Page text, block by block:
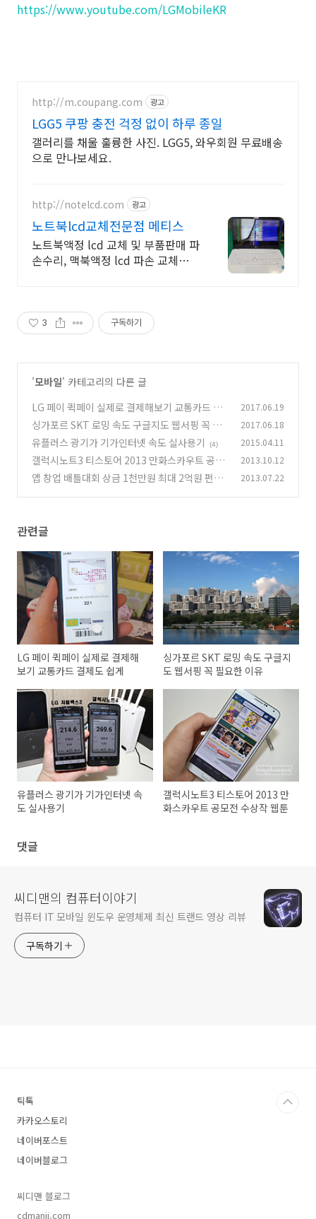
https://www.youtube.com/LGMobileKR
http://m.coupang.com 광고
LGG5 쿠팡 충전 걱정 없이 하루 종일
갤러리를 채울 훌륭한 사진. LGG5, 와우회원 무료배송
으로 만나보세요.
http://notelcd.com 광고
노트북lcd교체전문점 메티스
노트북액정 lcd 교체 및 부품판매 파
손수리, 맥북액정 lcd 파손 교체수리
3 구독하기
'모바일' 카테고리의 다른 글
LG 페이 퀵페이 실제로 결제해보기 교통카드 결
제도 쉽게
(1)
2017.06.19
싱가포르 SKT 로밍 속도 구글지도 웹서핑 꼭 필
요한 이유
(2)
2017.06.18
유플러스 광기가 기가인터넷 속도 실사용기 (4) 2015.04.11
갤럭시노트3 티스토어 2013 만화스카우트 공모
전 수상작 웹툰
(3)
2013.10.12
앱 창업 배틀대회 상금 1천만원 최대 2억원 펀드
2013.07.22
관련글
LG 페이 퀵페이 실제로 결제해
보기 교통카드 결제도 쉽게
싱가포르 SKT 로밍 속도 구글지
도 웹서핑 꼭 필요한 이유
유플러스 광기가 기가인터넷 속
도 실사용기
갤럭시노트3 티스토어 2013 만
화스카우트 공모전 수상작 웹툰
댓글
씨디맨의 컴퓨터이야기
컴퓨터 IT 모바일 윈도우 운영체제 최신 트랜드 영상 리뷰
구독하기
틱톡
카카오스토리
네이버포스트
네이버블로그
씨디맨 블로그
cdmanii.com